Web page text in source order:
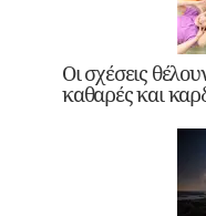
Οι σχέσεις
καθαρές και